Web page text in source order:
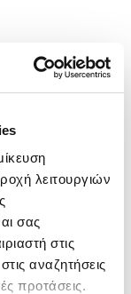
λειτουργιών
σας
στις
αναζητήσεις
προτάσεις.